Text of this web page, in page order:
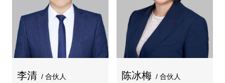
李清 / 合伙人 陈冰梅 / 合伙人